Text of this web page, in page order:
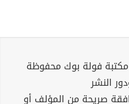
فولة بوك محفوظة
النشر
صريحة من المؤلف أو